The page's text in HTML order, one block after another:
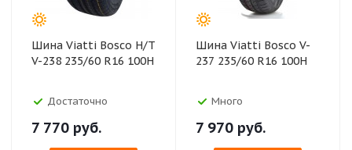
Шина Viatti Bosco H/T
V-238 235/60 R16 100H
Достаточно
7 770 руб.
Шина Viatti Bosco V-
237 235/60 R16 100H
Много
7 970 руб.